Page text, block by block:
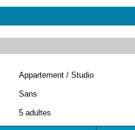
Appartement / Studio
Sans
5 adultes